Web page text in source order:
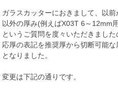
ガラスカッターにおきまして、以
以外の厚み(例えばX03T 6～12mm
というご質問を度々いただきまし
応厚の表記を推奨厚から切断可能
となりました。
変更は下記の通りです。